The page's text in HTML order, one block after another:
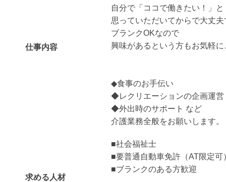
仕事内容
自分で「ココで働きたい！」と
思っていただいてからで大丈
ブランクOKなので
興味があるという方もお気軽
◆食事のお手伝い
◆レクリエーションの企画運営
◆外出時のサポート など
介護業務全般をお願いします。
求める人材
■社会福祉士
■要普通自動車免許（AT限定可
■ブランクのある方歓迎